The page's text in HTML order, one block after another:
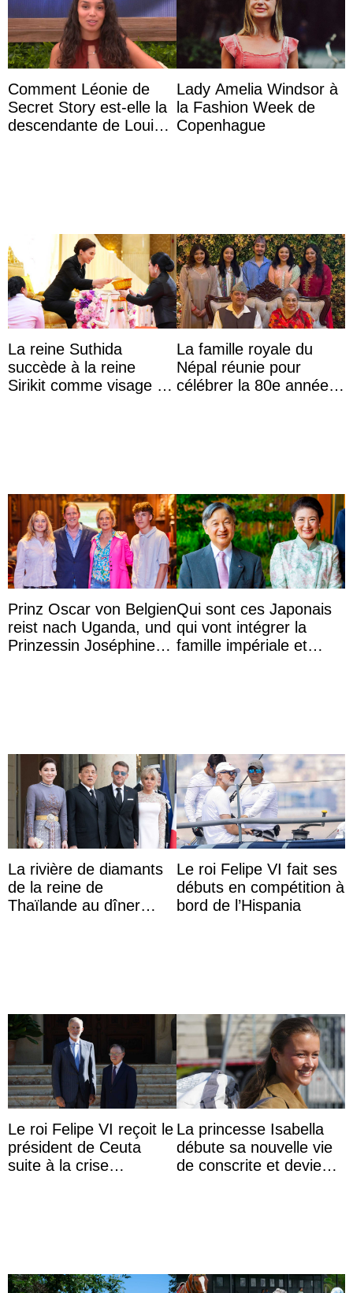
Comment Léonie de
Secret Story est-elle la
descendante de Louis
Lady Amelia Windsor à
la Fashion Week de
Copenhague
La reine Suthida
succède à la reine
Sirikit comme visage de
La famille royale du
Népal réunie pour
célébrer la 80e année
Prinz Oscar von Belgien
reist nach Uganda, und
Prinzessin Joséphine
Qui sont ces Japonais
qui vont intégrer la
famille impériale et
La rivière de diamants
de la reine de
Thaïlande au dîner
Le roi Felipe VI fait ses
débuts en compétition à
bord de l’Hispania
Le roi Felipe VI reçoit le
président de Ceuta
suite à la crise
La princesse Isabella
débute sa nouvelle vie
de conscrite et devient